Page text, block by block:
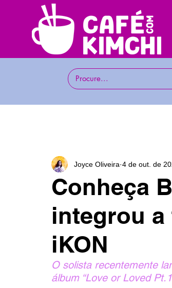
Conheça
integrou
iKON
Joyce Oliveira 4 de out. de
O solista recentemente
álbum “Love or Loved